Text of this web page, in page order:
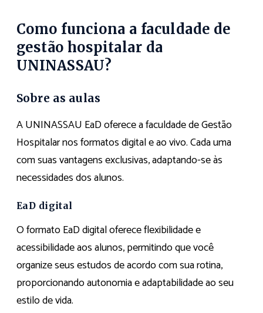
Como funciona a faculdade de
gestão hospitalar da
UNINASSAU?
Sobre as aulas
A UNINASSAU EaD oferece a faculdade de Gestão
Hospitalar nos formatos digital e ao vivo. Cada uma
com suas vantagens exclusivas, adaptando-se às
necessidades dos alunos.
EaD digital
O formato EaD digital oferece flexibilidade e
acessibilidade aos alunos, permitindo que você
organize seus estudos de acordo com sua rotina,
proporcionando autonomia e adaptabilidade ao seu
estilo de vida.